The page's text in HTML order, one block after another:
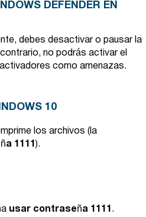
DEFENDER EN
debes desactivar o pausar la
no podrás activar el
como amenazas.
10
los archivos (la
1111 ).
usar contraseña 1111 .